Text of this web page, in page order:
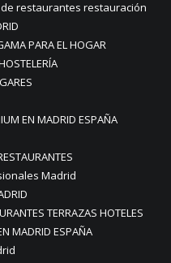
restaurantes restauración
PARA EL HOGAR
EN MADRID ESPAÑA
Madrid
TERRAZAS HOTELES
MADRID ESPAÑA